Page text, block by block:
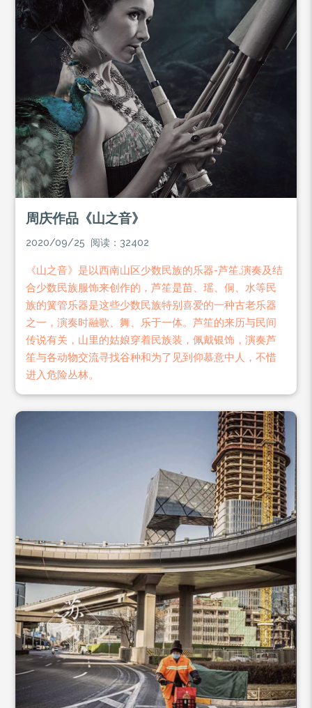
周庆作品《山之音》
2020/09/25 阅读：32402
《山之音》是以西南山区少数民族的乐器-芦笙,演奏及结
合少数民族服饰来创作的，芦笙是苗、瑶、侗、水等民
族的簧管乐器是这些少数民族特别喜爱的一种古老乐器
之一，演奏时融歌、舞、乐于一体。芦笙的来历与民间
传说有关，山里的姑娘穿着民族装，佩戴银饰，演奏芦
笙与各动物交流寻找谷种和为了见到仰慕意中人，不惜
进入危险丛林。